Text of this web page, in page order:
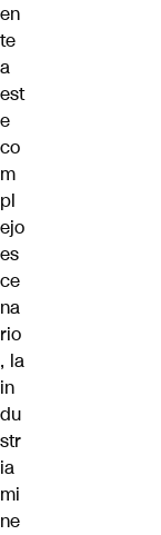
en
te
a
est
e
co
m
pl
ejo
es
ce
na
rio
, la
in
du
str
ia
mi
ne